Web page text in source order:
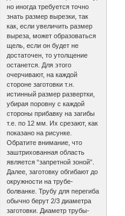
но иногда требуется точно
знать размер вырезки, так
как, если увеличить размер
выреза, может образоваться
щель, если он будет не
достаточен, то утолщение
останется. Для этого
очерчивают, на каждой
стороне заготовки т.н.
истинный размер развертки,
убирая поровну с каждой
стороны прибавку на загибы
т.е. по 12 мм. Их срезают, как
показано на рисунке.
Обратите внимание, что
заштрихованная область
является “запретной зоной”.
Далее, заготовку обгибают до
окружности на трубе-
болванке. Трубу для перегиба
обычно берут 2/3 диаметра
заготовки. Диаметр трубы-